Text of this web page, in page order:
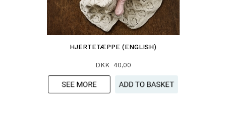
HJERTETÆPPE (ENGLISH)
DKK 40,00